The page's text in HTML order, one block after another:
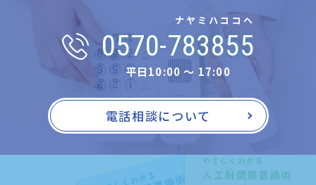
ナヤミハココヘ
0570-783855
平日10:00 〜 17:00
電話相談について